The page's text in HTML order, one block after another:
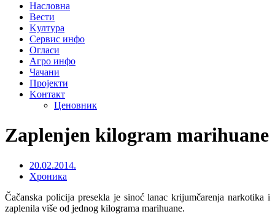
Насловна
Вести
Kултура
Сервис инфо
Огласи
Агро инфо
Чачани
Пројекти
Kонтакт
Ценовник
Zaplenjen kilogram marihuane
20.02.2014.
Хроника
Čačanska policija presekla je sinoć lanac krijumčarenja narkotika i
zaplenila više od jednog kilograma marihuane.